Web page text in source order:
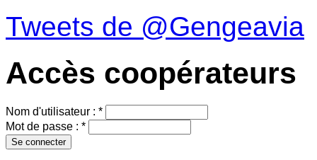
Tweets de @Gengeavia
Accès coopérateurs
Nom d'utilisateur : *
Mot de passe : *